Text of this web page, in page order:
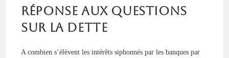
Réponse aux questions
sur la dette
A combien s’élèvent les intérêts siphonnés par les banques par